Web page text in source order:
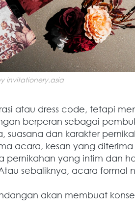
invitationery.asia
atau dress code, tetapi
berperan sebagai
dan karakter
acara, kesan yang diterima
pernikahan yang intim dan
sebaliknya, acara formal
akan membuat